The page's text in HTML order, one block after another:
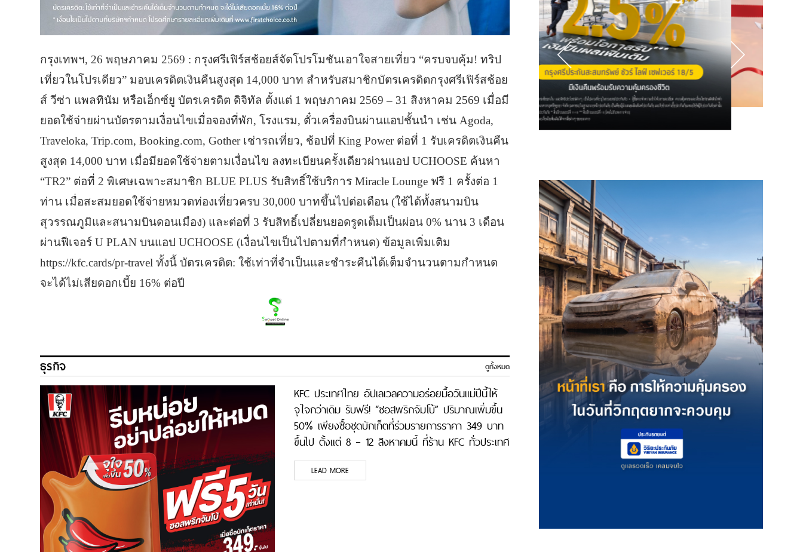
กรุงเทพฯ, 26 พฤษภาคม 2569 : กรุงศรีเฟิร์สช้อยส์จัดโปรโมชันเอาใจสายเที่ยว “ครบจบคุ้ม! ทริป
เที่ยวในโปรเดียว” มอบเครดิตเงินคืนสูงสุด 14,000 บาท สำหรับสมาชิกบัตรเครดิตกรุงศรีเฟิร์สช้อย
ส์ วีซ่า แพลทินัม หรือเอ็กซ์ยู บัตรเครดิต ดิจิทัล ตั้งแต่ 1 พฤษภาคม 2569 – 31 สิงหาคม 2569 เมื่อมี
ยอดใช้จ่ายผ่านบัตรตามเงื่อนไขเมื่อจองที่พัก, โรงแรม, ตั๋วเครื่องบินผ่านแอปชั้นนำ เช่น Agoda,
Traveloka, Trip.com, Booking.com, Gother เช่ารถเที่ยว, ช้อปที่ King Power ต่อที่ 1 รับเครดิตเงินคืน
สูงสุด 14,000 บาท เมื่อมียอดใช้จ่ายตามเงื่อนไข ลงทะเบียนครั้งเดียวผ่านแอป UCHOOSE ค้นหา
“TR2” ต่อที่ 2 พิเศษเฉพาะสมาชิก BLUE PLUS รับสิทธิ์ใช้บริการ Miracle Lounge ฟรี 1 ครั้งต่อ 1
ท่าน เมื่อสะสมยอดใช้จ่ายหมวดท่องเที่ยวครบ 30,000 บาทขึ้นไปต่อเดือน (ใช้ได้ทั้งสนามบิน
สุวรรณภูมิและสนามบินดอนเมือง) และต่อที่ 3 รับสิทธิ์เปลี่ยนยอดรูดเต็มเป็นผ่อน 0% นาน 3 เดือน
ผ่านฟีเจอร์ U PLAN บนแอป UCHOOSE (เงื่อนไขเป็นไปตามที่กำหนด) ข้อมูลเพิ่มเติม
https://kfc.cards/pr-travel ทั้งนี้ บัตรเครดิต: ใช้เท่าที่จำเป็นและชำระคืนได้เต็มจำนวนตามกำหนด
จะได้ไม่เสียดอกเบี้ย 16% ต่อปี
ธุรกิจ ดูทั้งหมด
KFC ประเทศไทย อัปเลเวลความอร่อยมื้อวันแม่ปีนี้ให้
จุใจกว่าเดิม รับฟรี! “ซอสพริกจัมโบ้” ปริมาณเพิ่มขึ้น
50% เพียงซื้อชุดบักเก็ตที่ร่วมรายการราคา 349 บาท
ขึ้นไป ตั้งแต่ 8 – 12 สิงหาคมนี้ ที่ร้าน KFC ทั่วประเทศ
LEAD MORE